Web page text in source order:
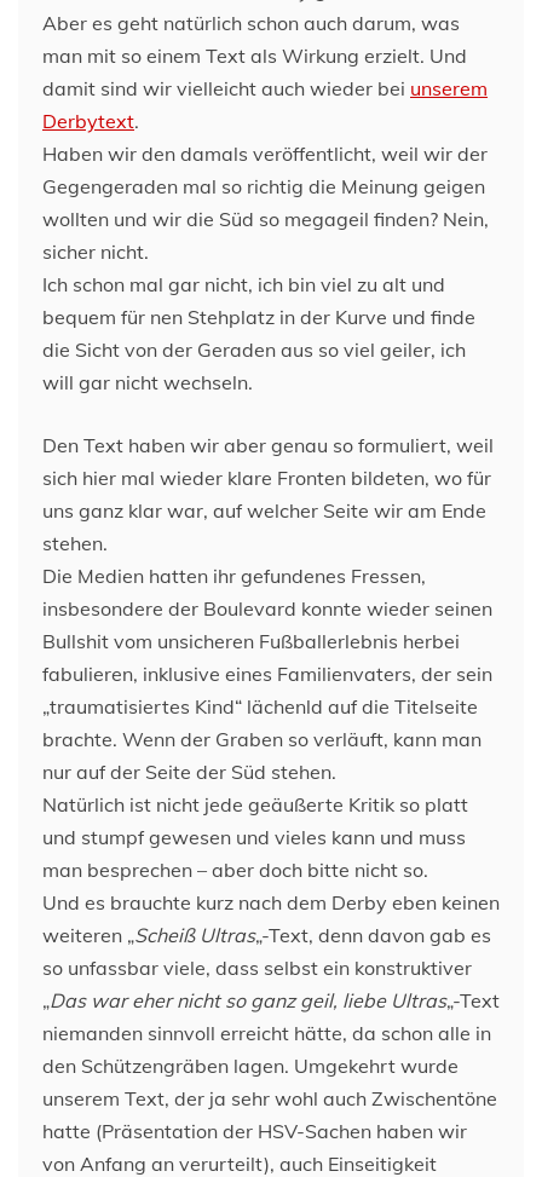
Aber es geht natürlich schon auch darum, was
man mit so einem Text als Wirkung erzielt. Und
damit sind wir vielleicht auch wieder bei unserem
Derbytext.
Haben wir den damals veröffentlicht, weil wir der
Gegengeraden mal so richtig die Meinung geigen
wollten und wir die Süd so megageil finden? Nein,
sicher nicht.
Ich schon mal gar nicht, ich bin viel zu alt und
bequem für nen Stehplatz in der Kurve und finde
die Sicht von der Geraden aus so viel geiler, ich
will gar nicht wechseln.
Den Text haben wir aber genau so formuliert, weil
sich hier mal wieder klare Fronten bildeten, wo für
uns ganz klar war, auf welcher Seite wir am Ende
stehen.
Die Medien hatten ihr gefundenes Fressen,
insbesondere der Boulevard konnte wieder seinen
Bullshit vom unsicheren Fußballerlebnis herbei
fabulieren, inklusive eines Familienvaters, der sein
„traumatisiertes Kind“ lächenld auf die Titelseite
brachte. Wenn der Graben so verläuft, kann man
nur auf der Seite der Süd stehen.
Natürlich ist nicht jede geäußerte Kritik so platt
und stumpf gewesen und vieles kann und muss
man besprechen – aber doch bitte nicht so.
Und es brauchte kurz nach dem Derby eben keinen
weiteren „Scheiß Ultras„-Text, denn davon gab es
so unfassbar viele, dass selbst ein konstruktiver
„Das war eher nicht so ganz geil, liebe Ultras„-Text
niemanden sinnvoll erreicht hätte, da schon alle in
den Schützengräben lagen. Umgekehrt wurde
unserem Text, der ja sehr wohl auch Zwischentöne
hatte (Präsentation der HSV-Sachen haben wir
von Anfang an verurteilt), auch Einseitigkeit